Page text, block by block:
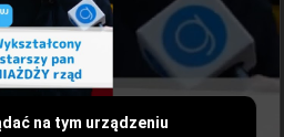
na tym urządzeniu